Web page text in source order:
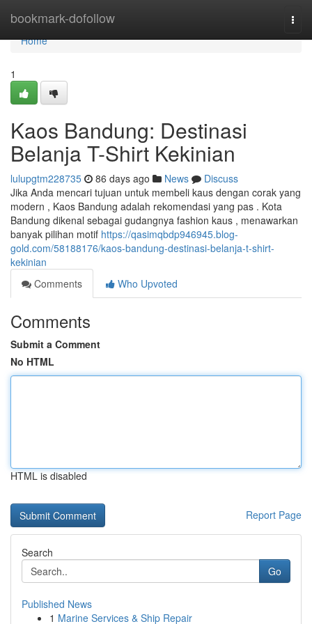
bookmark-dofollow
Home
Home
1
Kaos Bandung: Destinasi
Belanja T-Shirt Kekinian
lulupgtm228735 86 days ago News
Discuss
Jika Anda mencari tujuan untuk membeli kaus dengan corak yang
modern , Kaos Bandung adalah rekomendasi yang pas . Kota
Bandung dikenal sebagai gudangnya fashion kaus , menawarkan
banyak pilihan motif https://qasimqbdp946945.blog-
gold.com/58188176/kaos-bandung-destinasi-belanja-t-shirt-
kekinian
Comments
Who Upvoted
Comments
Submit a Comment
No HTML
HTML is disabled
Report Page
Search
Go
Published News
1 Marine Services & Ship Repair